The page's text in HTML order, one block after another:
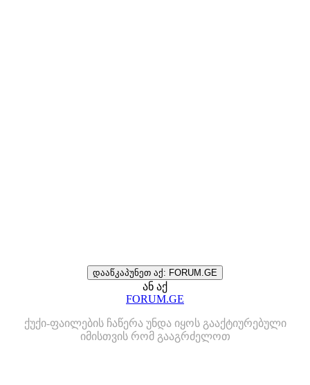
დააწკაპუნეთ აქ: FORUM.GE
ან აქ
FORUM.GE
ქუქი-ფაილების ჩაწერა უნდა იყოს გააქტიურებული
იმისთვის რომ გააგრძელოთ